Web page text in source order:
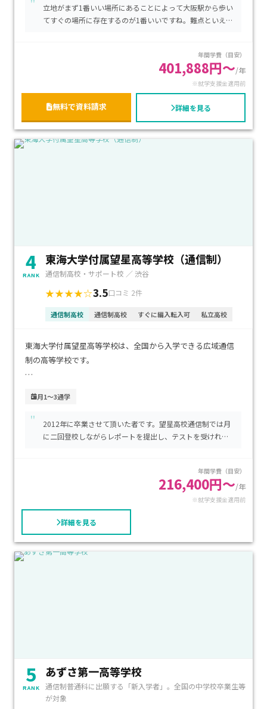
日帰り型・分割型などもあります。仕事をしている方、海外留
「通学スタンダードコース」、「eスポーツコース」、「アコ
ピアK-POPコース」といった オプションコースで専門的なこ
とを学べます。
グループ校3校での合同海外修学旅行もあり、貴重な体験がで
きます。
立地がまず1番いい場所にあることによって大阪駅から歩い
てすぐの場所に存在するのが1番いいですね。難点といえば
年間学費（目安）
401,888円～/年
※就学支援金適用前
無料で資料請求 詳細を見る
4
RANK
東海大学付属望星高等学校（通信制）
通信制高校・サポート校 ／ 渋谷
★★★★☆3.5口コミ 2件
通信制高校 通信制高校 すぐに編入転入可 私立高校
東海大学付属望星高等学校は、全国から入学できる広域通信
制の高等学校です。
大学や難関大学進学の実績があります。
また、付属推薦入試により毎年100人以上が東海大学・東海大
学短期大学部への進学を果たしています。
ですが、「高校通信教育講座」を受講して自分のペースで学
校舎は、小田急線代々木八幡駅から徒歩８分の場所にありま
全国から付属生が集まり、寝食を共にしながら研修を行う「学
月1～3通学
"
2012年に卒業させて頂いた者です。望星高校通信制では月
に二回登校しながらレポートを提出し、テストを受ければ
年間学費（目安）
216,400円～/年
※就学支援金適用前
詳細を見る
5
RANK
あずさ第一高等学校
通信制普通科に出願する「新入学者」。全国の中学校卒業生等
が対象